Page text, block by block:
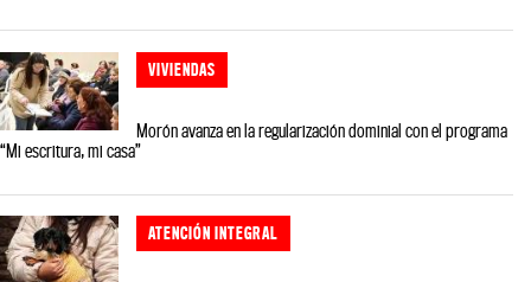
VIVIENDAS
Morón avanza en la regularización dominial con el programa
“Mi escritura, mi casa”
ATENCIÓN INTEGRAL